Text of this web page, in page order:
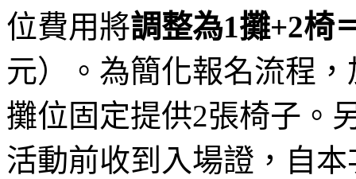
位費用將調整為1攤+2椅
元）
。為簡化報名流程
攤位固定提供2張椅子 。
活動前收到入場證，自